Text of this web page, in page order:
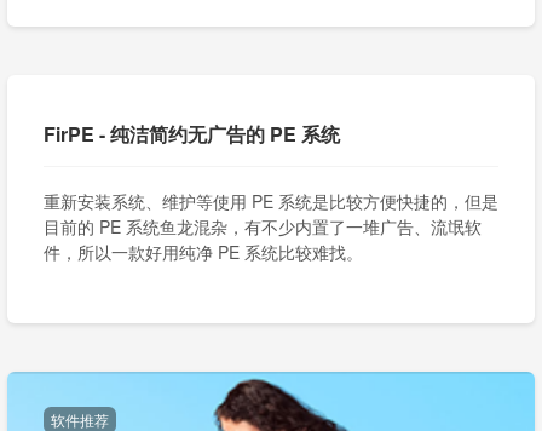
FirPE - 纯洁简约无广告的 PE 系统
重新安装系统、维护等使用 PE 系统是比较方便快捷的，但是
目前的 PE 系统鱼龙混杂，有不少内置了一堆广告、流氓软
件，所以一款好用纯净 PE 系统比较难找。
软件推荐